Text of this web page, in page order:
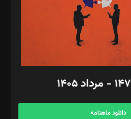
مانی لطفی زاده
ثابت
کاظمی‌نیا
دانلود ماهنامه